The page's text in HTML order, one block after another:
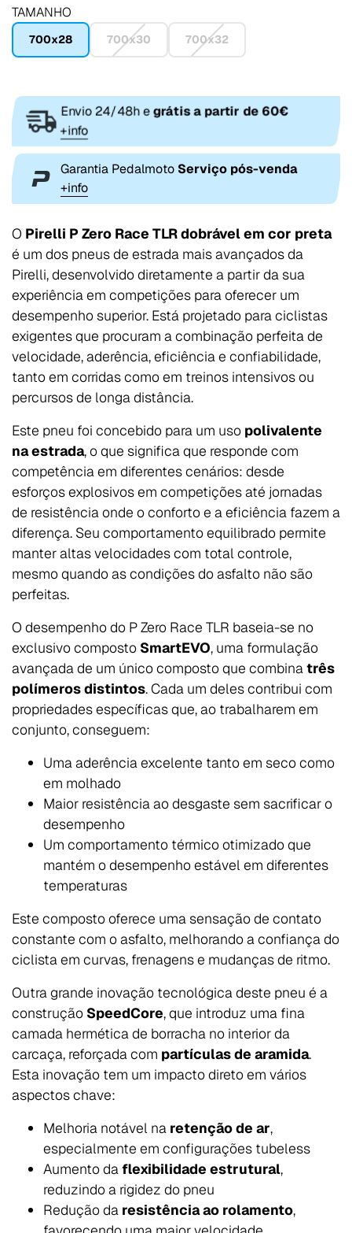
TAMANHO
700x28 700x30 700x32
Envio 24/48h egrátis a partir de 60€
+info
Garantia Pedalmoto Serviço pós-venda
+info
O Pirelli P Zero Race TLR dobrável em cor preta
é um dos pneus de estrada mais avançados da
Pirelli, desenvolvido diretamente a partir da sua
experiência em competições para oferecer um
desempenho superior. Está projetado para ciclistas
exigentes que procuram a combinação perfeita de
velocidade, aderência, eficiência e confiabilidade,
tanto em corridas como em treinos intensivos ou
percursos de longa distância.
Este pneu foi concebido para um uso polivalente
na estrada, o que significa que responde com
competência em diferentes cenários: desde
esforços explosivos em competições até jornadas
de resistência onde o conforto e a eficiência fazem a
diferença. Seu comportamento equilibrado permite
manter altas velocidades com total controle,
mesmo quando as condições do asfalto não são
perfeitas.
O desempenho do P Zero Race TLR baseia-se no
exclusivo composto SmartEVO, uma formulação
avançada de um único composto que combinatrês
polímeros distintos. Cada um deles contribui com
propriedades específicas que, ao trabalharem em
conjunto, conseguem:
Uma aderência excelente tanto em seco como
em molhado
Maior resistência ao desgaste sem sacrificar o
desempenho
Um comportamento térmico otimizado que
mantém o desempenho estável em diferentes
temperaturas
Este composto oferece uma sensação de contato
constante com o asfalto, melhorando a confiança do
ciclista em curvas, frenagens e mudanças de ritmo.
Outra grande inovação tecnológica deste pneu é a
construção SpeedCore, que introduz uma fina
camada hermética de borracha no interior da
carcaça, reforçada com partículas de aramida.
Esta inovação tem um impacto direto em vários
aspectos chave:
Melhoria notável na retenção de ar,
especialmente em configurações tubeless
Aumento daflexibilidade estrutural,
reduzindo a rigidez do pneu
Redução da resistência ao rolamento,